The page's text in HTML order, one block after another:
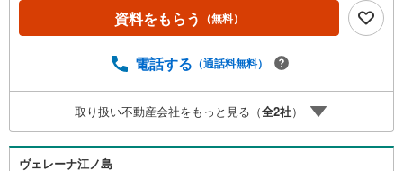
資料をもらう （無料）
電話する （通話料無料）
取り扱い不動産会社をもっと見る（全2社）
ヴェレーナ江ノ島